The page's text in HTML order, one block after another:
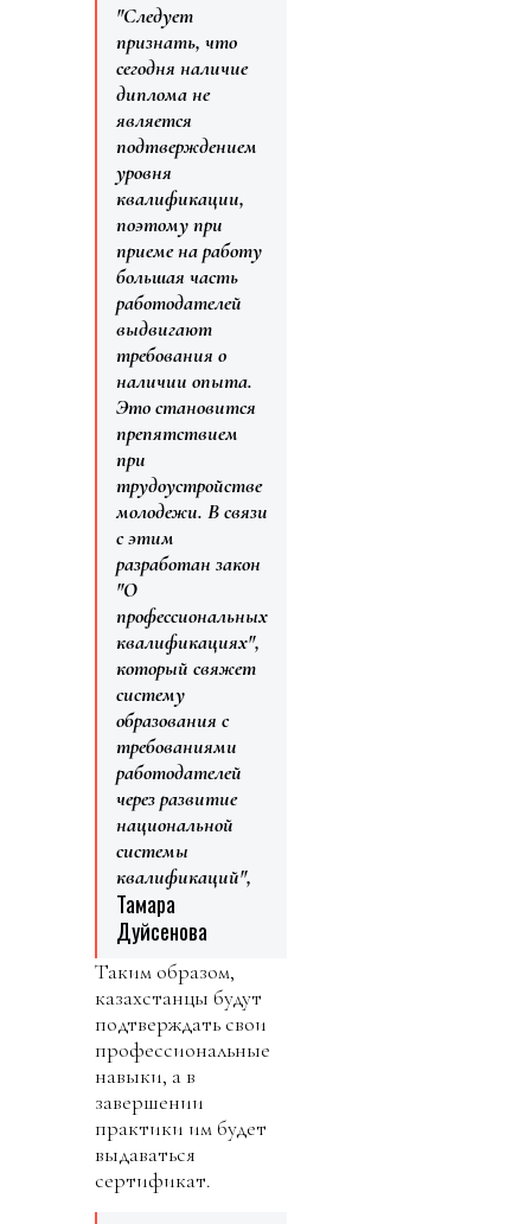
"Следует
признать, что
сегодня наличие
диплома не
является
подтверждением
уровня
квалификации,
поэтому при
приеме на работу
большая часть
работодателей
выдвигают
требования о
наличии опыта.
Это становится
препятствием
при
трудоустройстве
молодежи. В связи
с этим
разработан закон
"О
профессиональных
квалификациях",
который свяжет
систему
образования с
требованиями
работодателей
через развитие
национальной
системы
квалификаций",
Тамара
Дуйсенова
Таким образом,
казахстанцы будут
подтверждать свои
профессиональные
навыки, а в
завершении
практики им будет
выдаваться
сертификат.